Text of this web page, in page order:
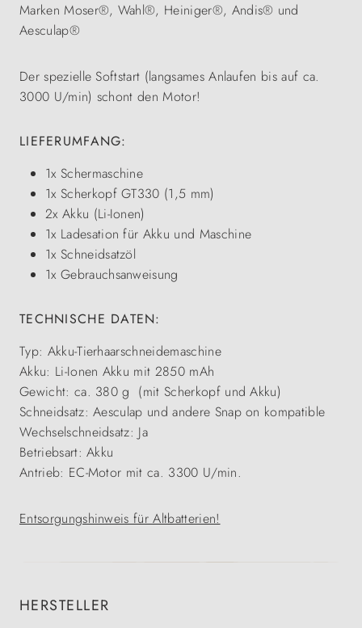
Marken Moser®, Wahl®, Heiniger®, Andis® und
Aesculap®
Der spezielle Softstart (langsames Anlaufen bis auf ca.
3000 U/min) schont den Motor!
LIEFERUMFANG:
1x Schermaschine
1x Scherkopf GT330 (1,5 mm)
2x Akku (Li-Ionen)
1x Ladesation für Akku und Maschine
1x Schneidsatzöl
1x Gebrauchsanweisung
TECHNISCHE DATEN:
Typ: Akku-Tierhaarschneidemaschine
Akku: Li-Ionen Akku mit 2850 mAh
Gewicht: ca. 380 g (mit Scherkopf und Akku)
Schneidsatz: Aesculap und andere Snap on kompatible
Wechselschneidsatz: Ja
Betriebsart: Akku
Antrieb: EC-Motor mit ca. 3300 U/min.
Entsorgungshinweis für Altbatterien!
HERSTELLER